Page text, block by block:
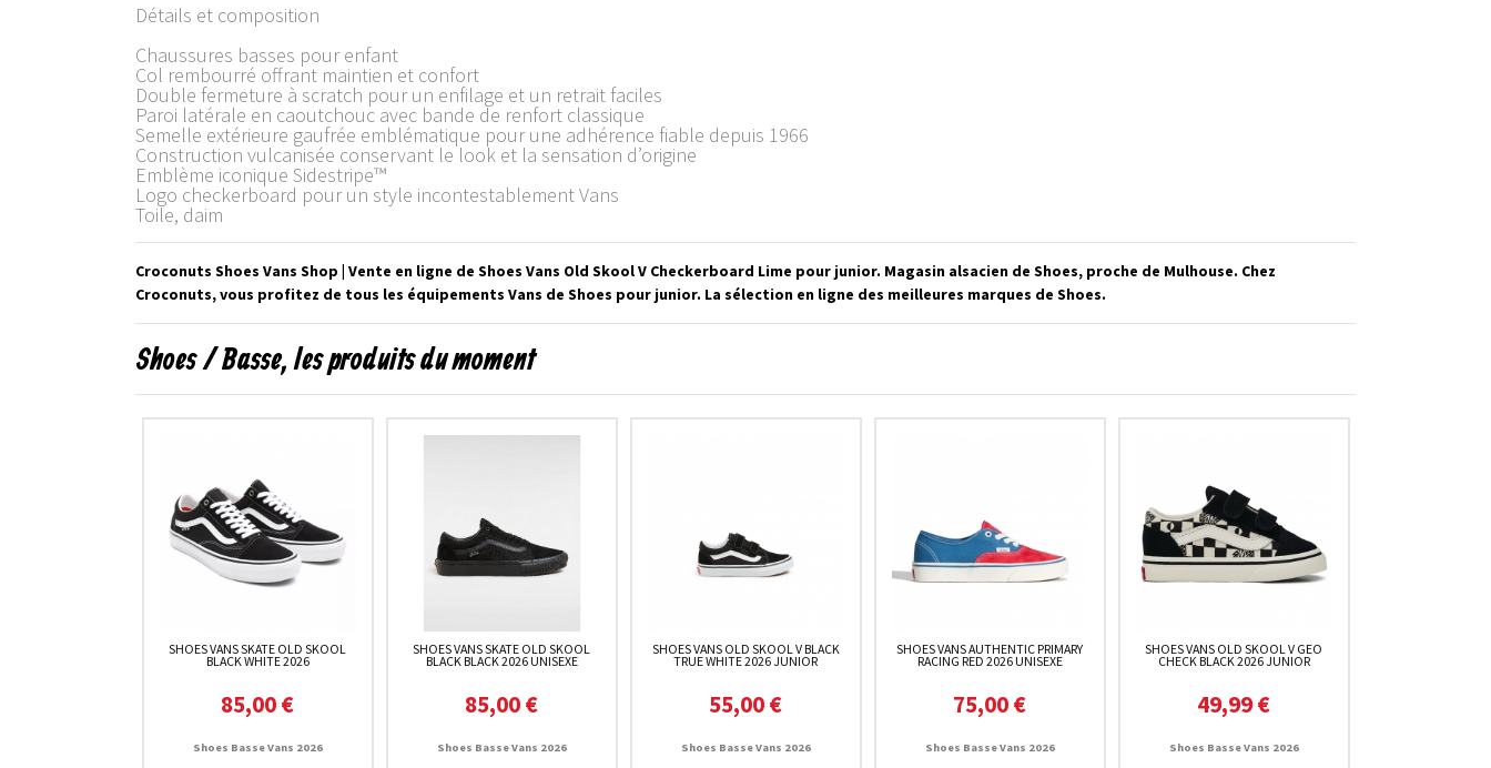
Détails et composition
Chaussures basses pour enfant
Col rembourré offrant maintien et confort
Double fermeture à scratch pour un enfilage et un retrait faciles
Paroi latérale en caoutchouc avec bande de renfort classique
Semelle extérieure gaufrée emblématique pour une adhérence fiable depuis 1966
Construction vulcanisée conservant le look et la sensation d’origine
Emblème iconique Sidestripe™
Logo checkerboard pour un style incontestablement Vans
Toile, daim
Croconuts Shoes Vans Shop | Vente en ligne de Shoes Vans Old Skool V Checkerboard Lime pour junior. Magasin alsacien de Shoes, proche de Mulhouse. Chez
Croconuts, vous profitez de tous les équipements Vans de Shoes pour junior. La sélection en ligne des meilleures marques de Shoes.
Shoes / Basse, les produits du moment
SHOES VANS SKATE OLD SKOOL
BLACK WHITE 2026
85,00 €
Shoes Basse Vans 2026
SHOES VANS SKATE OLD SKOOL
BLACK BLACK 2026 UNISEXE
85,00 €
Shoes Basse Vans 2026
SHOES VANS OLD SKOOL V BLACK
TRUE WHITE 2026 JUNIOR
55,00 €
Shoes Basse Vans 2026
SHOES VANS AUTHENTIC PRIMARY
RACING RED 2026 UNISEXE
75,00 €
Shoes Basse Vans 2026
SHOES VANS OLD SKOOL V GEO
CHECK BLACK 2026 JUNIOR
49,99 €
Shoes Basse Vans 2026